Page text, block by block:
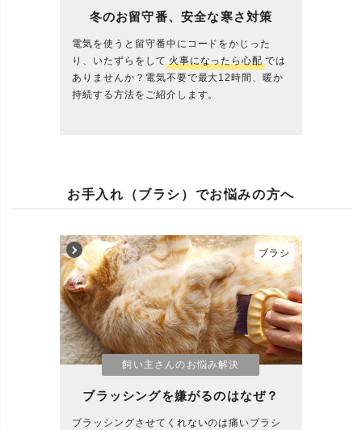
冬のお留守番、安全な寒さ対策
電気を使うと留守番中にコードをかじった
り、いたずらをして 火事になったら心配 では
ありませんか？電気不要で最大12時間、暖か
持続する方法をご紹介します。
お手入れ（ブラシ）でお悩みの方へ
飼い主さんのお悩み解決
ブラッシングを嫌がるのはなぜ？
ブラッシングさせてくれないのは痛いブラシ
ブラシ